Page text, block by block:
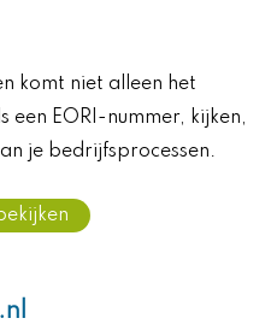
komt niet alleen het
EORI-nummer, kijken,
je bedrijfsprocessen.